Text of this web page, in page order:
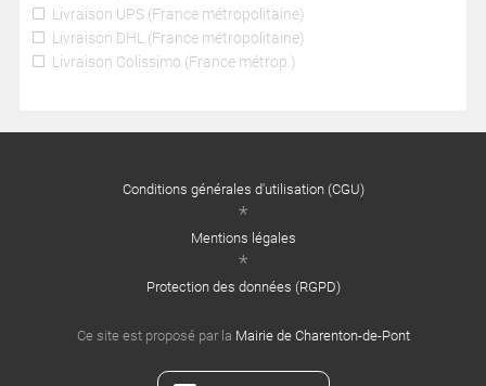
Livraison UPS (France métropolitaine)
Livraison DHL (France métropolitaine)
Livraison Colissimo (France métrop.)
Conditions générales d'utilisation (CGU)
Mentions légales
Protection des données (RGPD)
Ce site est proposé par la Mairie de Charenton-de-Pont